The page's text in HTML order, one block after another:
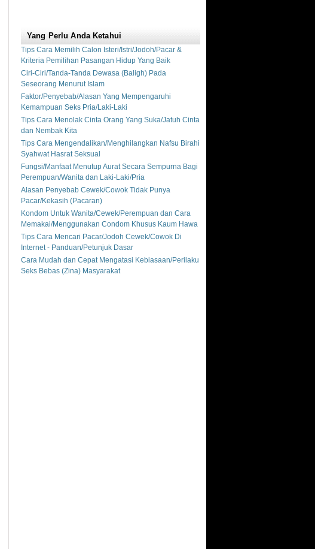
Yang Perlu Anda Ketahui
Tips Cara Memilih Calon Isteri/Istri/Jodoh/Pacar &
Kriteria Pemilihan Pasangan Hidup Yang Baik
Ciri-Ciri/Tanda-Tanda Dewasa (Baligh) Pada
Seseorang Menurut Islam
Faktor/Penyebab/Alasan Yang Mempengaruhi
Kemampuan Seks Pria/Laki-Laki
Tips Cara Menolak Cinta Orang Yang Suka/Jatuh Cinta
dan Nembak Kita
Tips Cara Mengendalikan/Menghilangkan Nafsu Birahi
Syahwat Hasrat Seksual
Fungsi/Manfaat Menutup Aurat Secara Sempurna Bagi
Perempuan/Wanita dan Laki-Laki/Pria
Alasan Penyebab Cewek/Cowok Tidak Punya
Pacar/Kekasih (Pacaran)
Kondom Untuk Wanita/Cewek/Perempuan dan Cara
Memakai/Menggunakan Condom Khusus Kaum Hawa
Tips Cara Mencari Pacar/Jodoh Cewek/Cowok Di
Internet - Panduan/Petunjuk Dasar
Cara Mudah dan Cepat Mengatasi Kebiasaan/Perilaku
Seks Bebas (Zina) Masyarakat